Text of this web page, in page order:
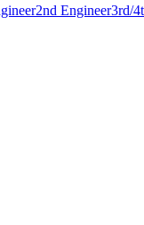
2nd Engineer3rd/